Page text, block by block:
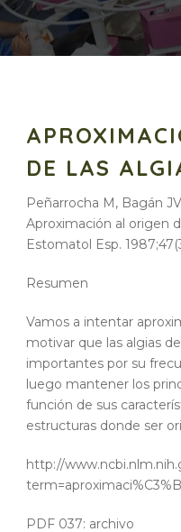
DE LAS
Peñarrocha M, Bagán
Aproximación al origen
Estomatol Esp.
Resumen
Vamos a intentar
motivar que las algias
importantes por su
luego mantener los
función de sus
estructuras donde ser
http://
PDF 037: archivo